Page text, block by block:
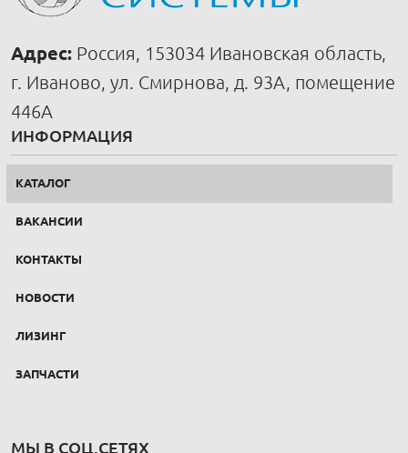
Адрес: Россия, 153034 Ивановская область,
г. Иваново, ул. Смирнова, д. 93А, помещение
446А
ИНФОРМАЦИЯ
КАТАЛОГ
ВАКАНСИИ
КОНТАКТЫ
НОВОСТИ
ЛИЗИНГ
ЗАПЧАСТИ
МЫ В СОЦ.СЕТЯХ